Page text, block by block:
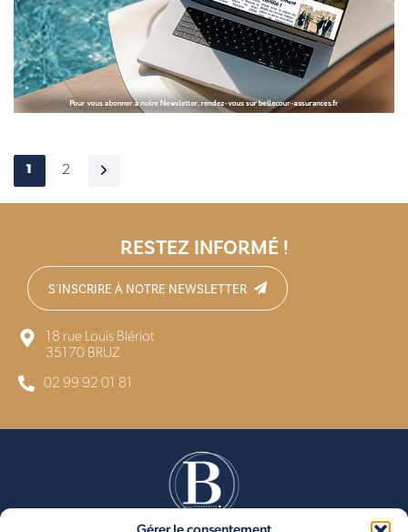
1 2
RESTEZ INFORMÉ !
S'INSCRIRE À NOTRE NEWSLETTER
18 rue Louis Blériot
35170 BRUZ
02 99 92 01 81